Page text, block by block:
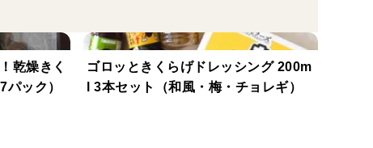
すようお願い致します。
乾燥きく
ック）
ゴロッときくらげドレッシング 200m
l 3本セット（和風・梅・チョレギ）